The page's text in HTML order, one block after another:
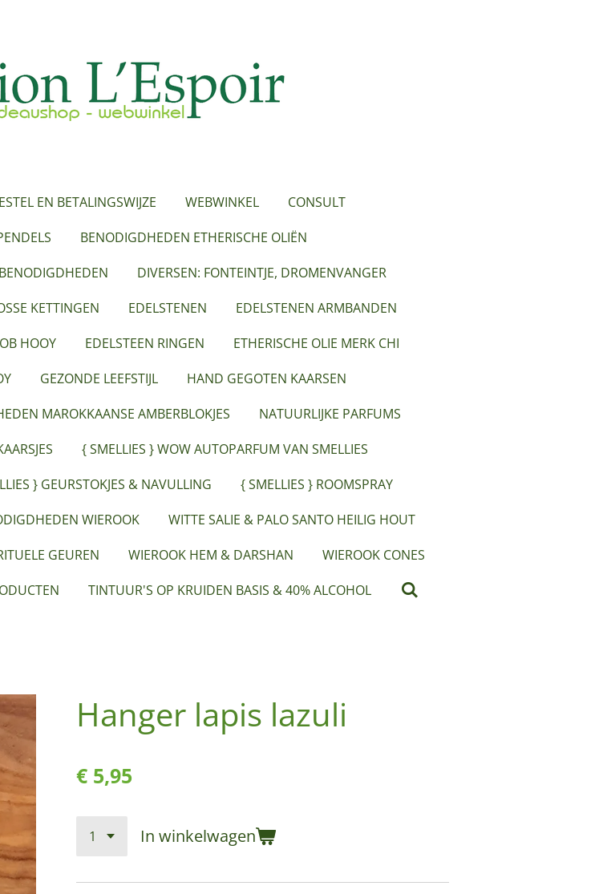
EN BETALINGSWIJZE WEBWINKEL
CONSULT
BENODIGDHEDEN ETHERISCHE OLIËN
DIVERSEN: FONTEINTJE, DROMENVANGER
KETTINGEN EDELSTENEN
EDELSTENEN ARMBANDEN
HOOY EDELSTEEN RINGEN
ETHERISCHE OLIE MERK CHI
GEZONDE LEEFSTIJL
HAND GEGOTEN KAARSEN
MAROKKAANSE AMBERBLOKJES
NATUURLIJKE PARFUMS
{ SMELLIES } WOW AUTOPARFUM VAN SMELLIES
} GEURSTOKJES & NAVULLING
{ SMELLIES } ROOMSPRAY
WIEROOK
WITTE SALIE & PALO SANTO HEILIG HOUT
GEUREN WIEROOK HEM & DARSHAN
WIEROOK CONES
TINTUUR'S OP KRUIDEN BASIS & 40% ALCOHOL
Hanger lapis lazuli
€ 5,95
In winkelwagen